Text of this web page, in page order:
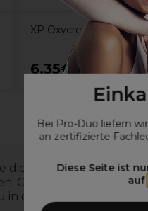
Bei Pro-Duo liefern
an zertifizierte
Diese Seite ist
auf
XP Oxycream 9%-30
6,35€ ohne MwSt.
diese Coloration mit
Gib „XP100 Intense
den